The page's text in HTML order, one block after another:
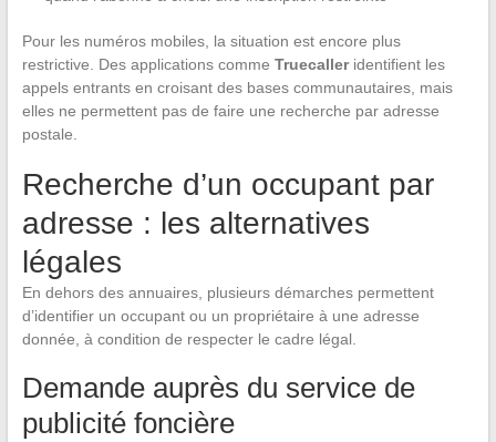
Pour les numéros mobiles, la situation est encore plus
restrictive. Des applications comme Truecalleridentifient les
appels entrants en croisant des bases communautaires, mais
elles ne permettent pas de faire une recherche par adresse
postale.
Recherche d’un occupant par
adresse : les alternatives
légales
En dehors des annuaires, plusieurs démarches permettent
d’identifier un occupant ou un propriétaire à une adresse
donnée, à condition de respecter le cadre légal.
Demande auprès du service de
publicité foncière